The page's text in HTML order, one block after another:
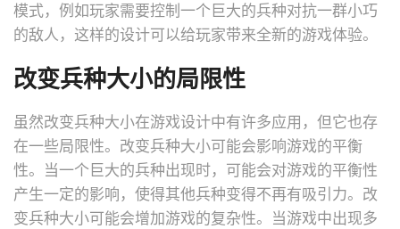
模式，例如玩家需要控制一个巨大的兵种对抗一群小巧
的敌人，这样的设计可以给玩家带来全新的游戏体验。
改变兵种大小的局限性
虽然改变兵种大小在游戏设计中有许多应用，但它也存
在一些局限性。改变兵种大小可能会影响游戏的平衡
性。当一个巨大的兵种出现时，可能会对游戏的平衡性
产生一定的影响，使得其他兵种变得不再有吸引力。改
变兵种大小可能会增加游戏的复杂性。当游戏中出现多